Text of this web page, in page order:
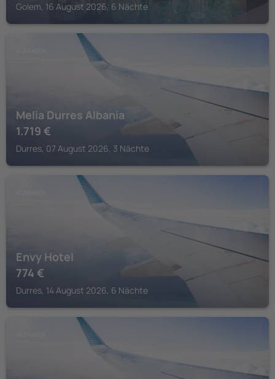
Golem, 16 August 2026, 6 Nächte
Melia Durres Albania
1.719 €
Durres, 07 August 2026, 3 Nächte
Envy Hotel
774 €
Durres, 14 August 2026, 6 Nächte